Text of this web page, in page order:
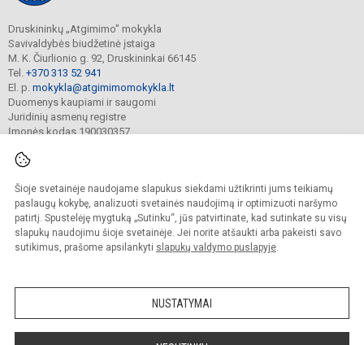
Šioje svetainėje naudojame slapukus siekdami užtikrinti jums teikiamų
paslaugų kokybę, analizuoti svetainės naudojimą ir optimizuoti naršymo
patirtį. Spustelėję mygtuką „Sutinku“, jūs patvirtinate, kad sutinkate su visų
slapukų naudojimu šioje svetainėje. Jei norite atšaukti arba pakeisti savo
sutikimus, prašome apsilankyti slapukų valdymo puslapyje.
NUSTATYMAI
Druskininkų „Atgimimo" mokykla
Savivaldybės biudžetinė įstaiga
M. K. Čiurlionio g. 92, Druskininkai 66145
Tel. +370 313 52 941
El. p. mokykla@atgimimomokykla.lt
Duomenys kaupiami ir saugomi
Juridinių asmenų registre
Įmonės kodas 190030357
© 2026. Druskininkų Atgimimo mokykla. Visos teisės saugomos.
Kopijuoti turinį be raštiško įstaigos administracijos sutikimo griežtai draudžiama.
Prieinamumo paraiška Slapukų valdymas
Sumanus būdas atnaujinti